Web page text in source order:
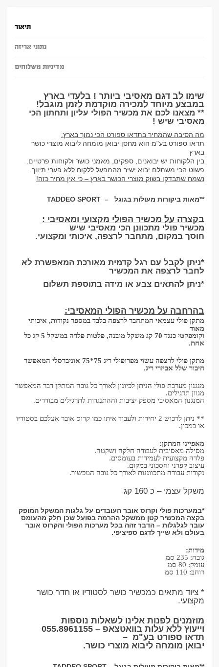
תיאור
נתוני אריזה
מדיניות משלוחים
שימו לב דגם מאסיבי ביותר ! בלעדי בארץ
במבצע מיוחד למכירה מוקדמת לזמן מוגבל!
** מצאנו לכם את מכשיר הפולי עליון ותחתון הכי
מאסיבי שיש !
מה הסיבה שהמחיר בתדאו ספורט הכי נמוך בארץ:
תדאו ספורט בע"מ הוא מחסן יבואן מומחה ליבוא מוצרי כושר
בארץ
בין הלקוחות יש יבואנים, ספקים, מאמני כושר ולקוחות פרטיים
פשוט הכי משתלם יבוא ישיר מהמפעל ללקוח ללא פערי תיווך
נשמח שתבדקו בשוק מוצרי הכושר בארץ – כי אין מחיר כזה!
**מאות ביקורות מעולות בגוגל –
TADDEO SPORT
בקצרה על מכשיר הפולי מקצועי ומאסיבי :
מכשיר פולי מתכוונן הכי מאסיבי שיש
חוסך במקום, מתחבר לרצפה, איכותי ומקצועי.
*ניתן לקבל עם רגל קדמית מאורכת המאפשרת לא
לחבר לרצפה את המכשיר
*ניתן להתאים צבע או מידה בתוספת תשלום
בהרחבה על מכשיר הפולי המאסיבי:
מתקן פולי עצמאי המתחבר לרצפה בלבד במספר נקודות, איכותי
מאוד
וקומפקטי כנגד 70 קג משקל מובנה, פלטות פלדה במשקל 5 קג כל
אחת.
מתקן פולי לרצפה עשוי מפרופילי ריג 75*75 אוניברסלי המאפשר
חיבור שלל אביזרי ריג.
מנגנון מערכת פולי הניתן לכיונון לאורך כל גובה המתקן דבר המאפשר
מגוון תרגילים.
המנגנון המאסיבי מספק יציבות וההתנגדות לתרגילים מבודדים.
** ניתן לרכוש 2 יחידות ולעבוד איתו כמו קרוס אובר אצלכם בסטודיו
או במכון.
מאפייני המתקן:
מסילה מאסיבית לעבודה חלקה ושקטה.
פלדה מקצועית לעמידות בעומסים.
עיצוב קפדני וחסכוני במקום.
נקודות עבודה מתכווננות לאורך כל גובה המכשיר.
משקל עצמי – כ 160 קג
*במערכות פולי וקרוס אובר העובדים על גלגות המשקל המופק
בקצה המכשיר קטן ממשקל ההרמה בפועל שכן חלק מהעומס
עובר לגלגלות – הדבר זהה בכל מערכות הפולי והקרוס אובר
בעולם ולא שייך לדגם ספיציפי.
מידות:
גובה: 235 סמ
עומק: 80 סמ
רוחב: 110 סמ
* ציוד מתאים כמכשיר כושר לסטודיו או חדר כושר
מקצועי.
מוזמנים לפנות אלינו לשאלות נוספות
וייעוץ ללא עלות בוואטצאפ –055.8961155
תדאו ספורט בע"מ –
יבואן מומחה ליבוא מוצרי כושר.